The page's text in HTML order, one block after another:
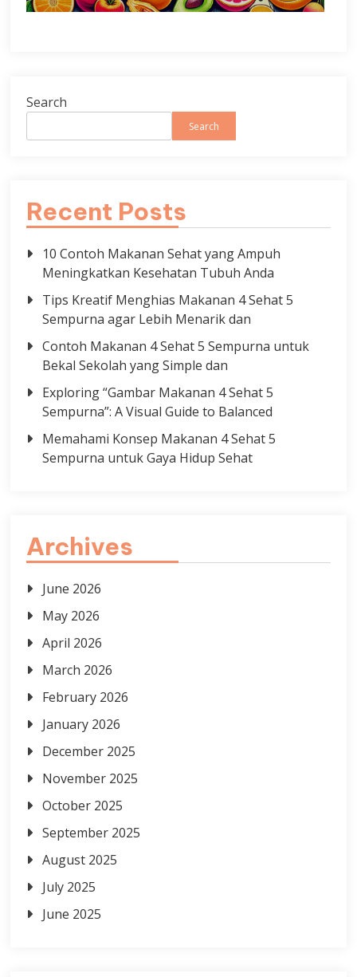
Search
Search
Recent Posts
10 Contoh Makanan Sehat yang Ampuh
Meningkatkan Kesehatan Tubuh Anda
Tips Kreatif Menghias Makanan 4 Sehat 5
Sempurna agar Lebih Menarik dan
Contoh Makanan 4 Sehat 5 Sempurna untuk
Bekal Sekolah yang Simple dan
Exploring “Gambar Makanan 4 Sehat 5
Sempurna”: A Visual Guide to Balanced
Memahami Konsep Makanan 4 Sehat 5
Sempurna untuk Gaya Hidup Sehat
Archives
June 2026
May 2026
April 2026
March 2026
February 2026
January 2026
December 2025
November 2025
October 2025
September 2025
August 2025
July 2025
June 2025